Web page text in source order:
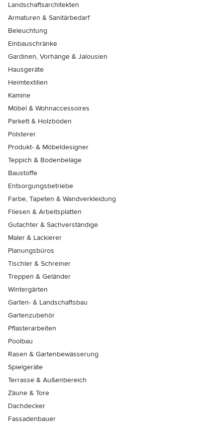
Landschaftsarchitekten
Armaturen & Sanitärbedarf
Beleuchtung
Einbauschränke
Gardinen, Vorhänge & Jalousien
Hausgeräte
Heimtextilien
Kamine
Möbel & Wohnaccessoires
Parkett & Holzböden
Polsterer
Produkt- & Möbeldesigner
Teppich & Bodenbeläge
Baustoffe
Entsorgungsbetriebe
Farbe, Tapeten & Wandverkleidung
Fliesen & Arbeitsplatten
Gutachter & Sachverständige
Maler & Lackierer
Planungsbüros
Tischler & Schreiner
Treppen & Geländer
Wintergärten
Garten- & Landschaftsbau
Gartenzubehör
Pflasterarbeiten
Poolbau
Rasen & Gartenbewässerung
Spielgeräte
Terrasse & Außenbereich
Zäune & Tore
Dachdecker
Fassadenbauer